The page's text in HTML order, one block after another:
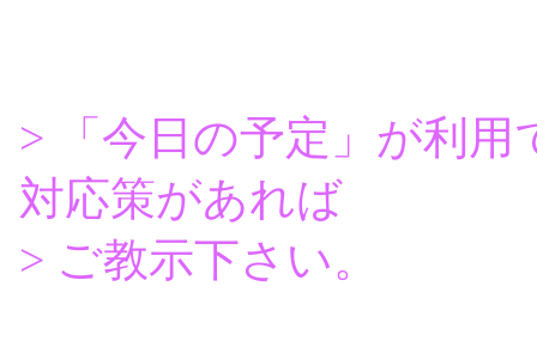
> 「今日の予定」が利
対応策があれば
> ご教示下さい。